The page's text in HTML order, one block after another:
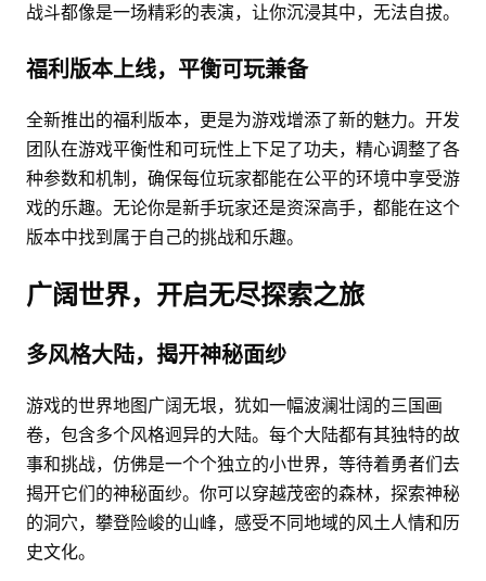
战斗都像是一场精彩的表演，让你沉浸其中，无法自拔。
福利版本上线，平衡可玩兼备
全新推出的福利版本，更是为游戏增添了新的魅力。开发
团队在游戏平衡性和可玩性上下足了功夫，精心调整了各
种参数和机制，确保每位玩家都能在公平的环境中享受游
戏的乐趣。无论你是新手玩家还是资深高手，都能在这个
版本中找到属于自己的挑战和乐趣。
广阔世界，开启无尽探索之旅
多风格大陆，揭开神秘面纱
游戏的世界地图广阔无垠，犹如一幅波澜壮阔的三国画
卷，包含多个风格迥异的大陆。每个大陆都有其独特的故
事和挑战，仿佛是一个个独立的小世界，等待着勇者们去
揭开它们的神秘面纱。你可以穿越茂密的森林，探索神秘
的洞穴，攀登险峻的山峰，感受不同地域的风土人情和历
史文化。